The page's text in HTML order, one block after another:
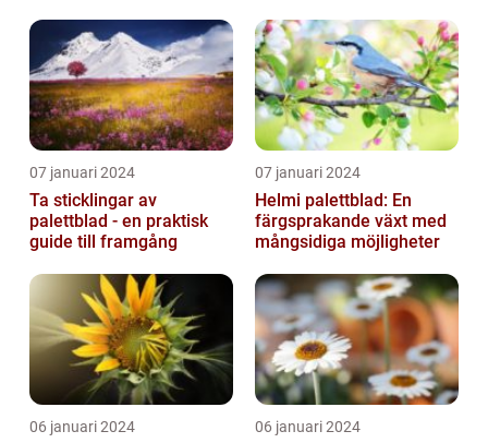
trädgårdar...
07 januari 2024
Ta sticklingar av
palettblad - en praktisk
guide till framgång
07 januari 2024
Helmi palettblad: En
färgsprakande växt med
mångsidiga möjligheter
06 januari 2024 06 januari 2024